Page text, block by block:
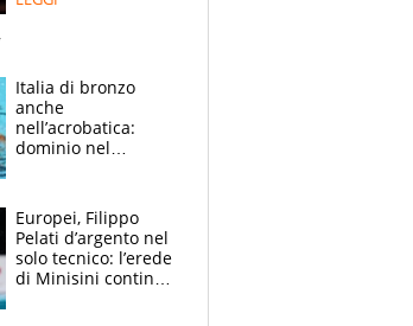
Italia di bronzo
anche
nell’acrobatica:
dominio nel
e compagni
continuare
Europei, Filippo
Pelati d’argento nel
solo tecnico: l’erede
di Minisini continua